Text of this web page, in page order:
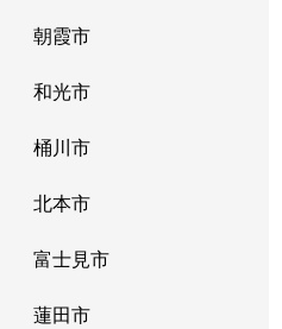
朝霞市
和光市
桶川市
北本市
富士見市
蓮田市